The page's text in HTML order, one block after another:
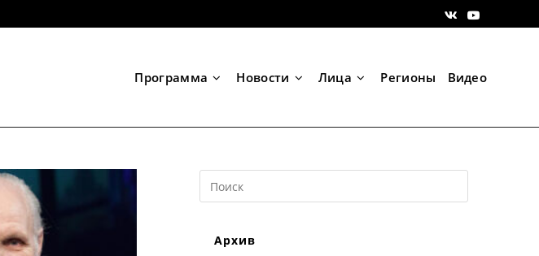
Программа Новости Лица Регионы Видео
Search
this
Архив